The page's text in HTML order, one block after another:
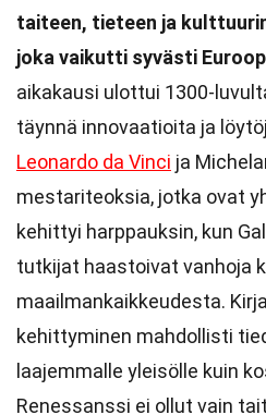
taiteen, tieteen ja
joka vaikutti syvästi
aikakausi ulottui 1300-
täynnä innovaatioita ja
Leonardo da Vinci ja
mestariteoksia, jotka ovat
kehittyi harppauksin, kun
tutkijat haastoivat vanhoja
maailmankaikkeudesta.
kehittyminen mahdollisti
laajemmalle yleisölle kuin
Renessanssi ei ollut vain